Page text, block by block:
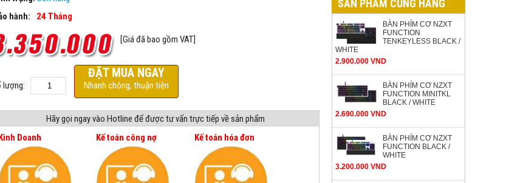
hành:
24 Tháng
[Giá đã bao gồm VAT]
lượng:
ĐẶT MUA NGAY
Nhanh chóng, thuận tiện
Hãy gọi ngay vào Hotline để được tư vấn trực tiếp về sản phẩm
Doanh
Kế toán công nợ Kế toán hóa đơn
SẢN PHẨM CÙNG HÃNG
BÀN PHÍM CƠ NZXT
FUNCTION
TENKEYLESS BLACK /
WHITE
2.900.000 VND
BÀN PHÍM CƠ NZXT
FUNCTION MINITKL
BLACK / WHITE
2.690.000 VND
BÀN PHÍM CƠ NZXT
FUNCTION BLACK /
WHITE
3.200.000 VND